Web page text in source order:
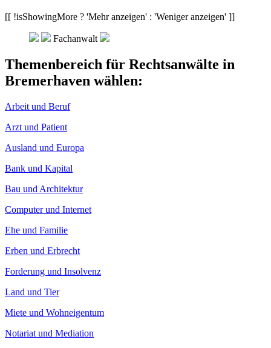
[[ !isShowingMore ? 'Mehr anzeigen' : 'Weniger anzeigen' ]]
Fachanwalt
Themenbereich für Rechtsanwälte in
Bremerhaven wählen:
Arbeit und Beruf
Arzt und Patient
Ausland und Europa
Bank und Kapital
Bau und Architektur
Computer und Internet
Ehe und Familie
Erben und Erbrecht
Forderung und Insolvenz
Land und Tier
Miete und Wohneigentum
Notariat und Mediation